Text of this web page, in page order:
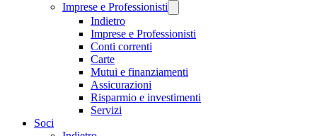
Imprese e Professionisti
Indietro
Imprese e Professionisti
Conti correnti
Carte
Mutui e finanziamenti
Assicurazioni
Risparmio e investimenti
Servizi
Soci